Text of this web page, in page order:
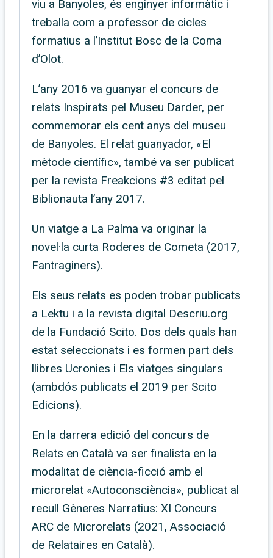
viu a Banyoles, és enginyer informàtic i
treballa com a professor de cicles
formatius a l’Institut Bosc de la Coma
d’Olot.
L’any 2016 va guanyar el concurs de
relats Inspirats pel Museu Darder, per
commemorar els cent anys del museu
de Banyoles. El relat guanyador, «El
mètode científic», també va ser publicat
per la revista Freakcions #3 editat pel
Biblionauta l’any 2017.
Un viatge a La Palma va originar la
novel·la curta Roderes de Cometa (2017,
Fantraginers).
Els seus relats es poden trobar publicats
a Lektu i a la revista digital Descriu.org
de la Fundació Scito. Dos dels quals han
estat seleccionats i es formen part dels
llibres Ucronies i Els viatges singulars
(ambdós publicats el 2019 per Scito
Edicions).
En la darrera edició del concurs de
Relats en Català va ser finalista en la
modalitat de ciència-ficció amb el
microrelat «Autoconsciència», publicat al
recull Gèneres Narratius: XI Concurs
ARC de Microrelats (2021, Associació
de Relataires en Català).